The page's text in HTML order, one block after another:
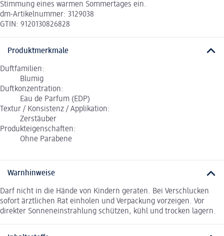
Stimmung eines warmen Sommertages ein.
dm-Artikelnummer: 3129038
GTIN: 9120130826828
Produktmerkmale
Duftfamilien:
Blumig
Duftkonzentration:
Eau de Parfum (EDP)
Textur / Konsistenz / Applikation:
Zerstäuber
Produkteigenschaften:
Ohne Parabene
Warnhinweise
Darf nicht in die Hände von Kindern geraten. Bei Verschlucken
sofort ärztlichen Rat einholen und Verpackung vorzeigen. Vor
direkter Sonneneinstrahlung schützen, kühl und trocken lagern.